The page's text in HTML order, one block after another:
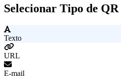
Selecionar Tipo de QR
Texto
URL
E-mail